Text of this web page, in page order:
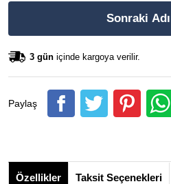
Sonraki
3 gün içinde kargoya verilir.
Paylaş
Özellikler Taksit Seçenekleri